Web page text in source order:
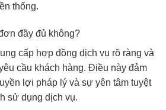
thống.
đầy đủ không?
cấp hợp đồng dịch vụ rõ ràng và
cầu khách hàng. Điều này đảm
lợi pháp lý và sự yên tâm tuyệt
sử dụng dịch vụ.